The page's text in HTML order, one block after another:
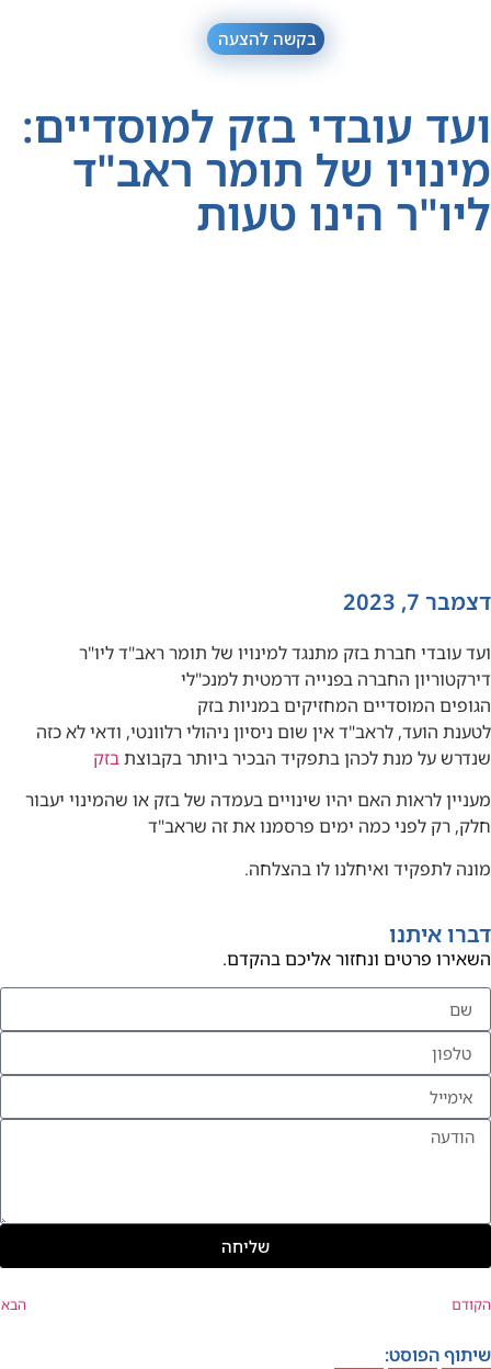
בקשה להצעה
ועד עובדי בזק למוסדיים:
מינויו של תומר ראב"ד
ליו"ר הינו טעות
דצמבר 7, 2023
ועד עובדי חברת בזק מתנגד למינויו של תומר ראב"ד ליו"ר
דירקטוריון החברה בפנייה דרמטית למנכ"לי
הגופים המוסדיים המחזיקים במניות בזק
לטענת הועד, לראב"ד אין שום ניסיון ניהולי רלוונטי, ודאי לא כזה
שנדרש על מנת לכהן בתפקיד הבכיר ביותר בקבוצתבזק
מעניין לראות האם יהיו שינויים בעמדה של בזק או שהמינוי יעבור
חלק, רק לפני כמה ימים פרסמנו את זה שראב"ד
מונה לתפקיד ואיחלנו לו בהצלחה.
דברו איתנו
השאירו פרטים ונחזור אליכם בהקדם.
שליחה
הקודם הבא
שיתוף הפוסט: